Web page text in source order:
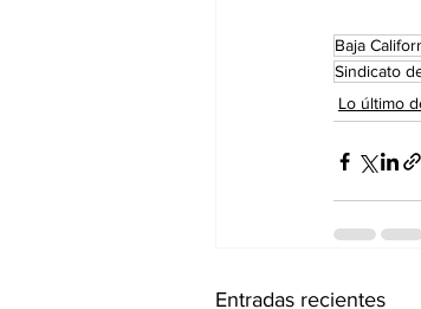
Baja
Sindicato
Lo último
Entradas recientes